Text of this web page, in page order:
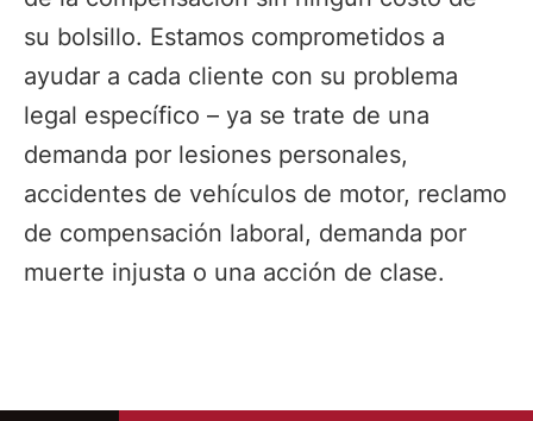
su bolsillo. Estamos comprometidos a
ayudar a cada cliente con su problema
legal específico – ya se trate de una
demanda por lesiones personales,
accidentes de vehículos de motor, reclamo
de compensación laboral, demanda por
muerte injusta o una acción de clase.